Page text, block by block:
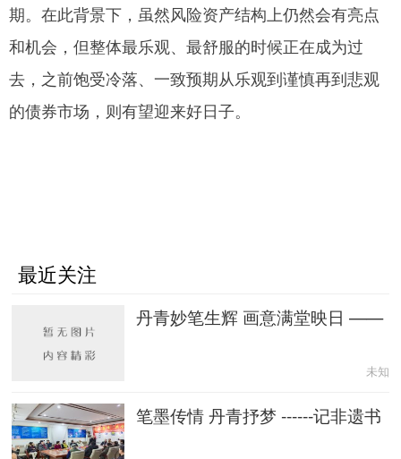
期。在此背景下，虽然风险资产结构上仍然会有亮点
和机会，但整体最乐观、最舒服的时候正在成为过
去，之前饱受冷落、一致预期从乐观到谨慎再到悲观
的债券市场，则有望迎来好日子。
最近关注
丹青妙笔生辉 画意满堂映日 ——
未知
笔墨传情 丹青抒梦 ------记非遗书